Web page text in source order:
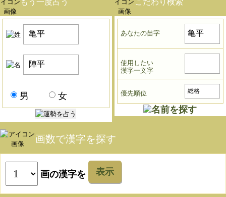
男 女
あなたの苗字
使用したい
漢字一文字
優先順位
画数で漢字を探す
画の漢字を 表示